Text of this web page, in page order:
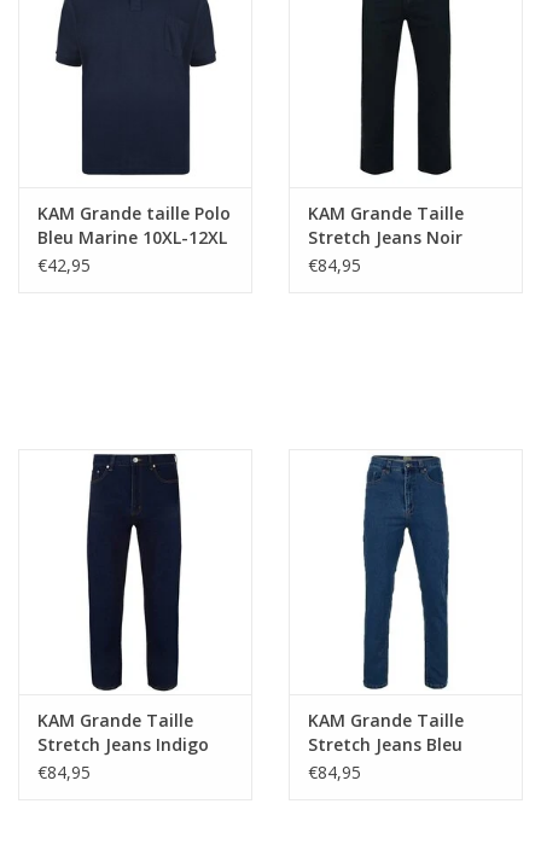
KAM Grande taille Polo
Bleu Marine 10XL-12XL
€42,95
KAM Grande Taille
Stretch Jeans Noir
62"-64"
€84,95
KAM Grande Taille
Stretch Jeans Indigo
62"-64"
€84,95
KAM Grande Taille
Stretch Jeans Bleu
62"-64"
€84,95